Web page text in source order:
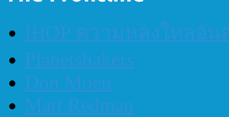
IHOP ความหลงใหลอัน
Planetshakers
Don Moen
Matt Redman